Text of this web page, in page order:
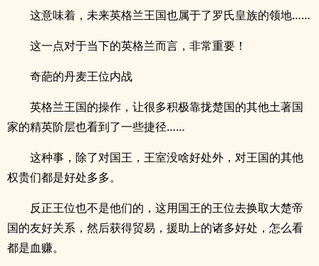
这意味着，未来英格兰王国也属于了罗氏皇族的领地……
这一点对于当下的英格兰而言，非常重要！
奇葩的丹麦王位内战
英格兰王国的操作，让很多积极靠拢楚国的其他土著国
家的精英阶层也看到了一些捷径……
这种事，除了对国王，王室没啥好处外，对王国的其他
权贵们都是好处多多。
反正王位也不是他们的，这用国王的王位去换取大楚帝
国的友好关系，然后获得贸易，援助上的诸多好处，怎么看
都是血赚。